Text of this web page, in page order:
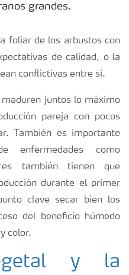
grandes.
foliar de los arbustos con
de calidad, o la
conflictivas entre si.
juntos lo máximo
pareja con pocos
También es importante
enfermedades como
también tienen que
durante el primer
clave secar bien los
del beneficio húmedo
color.
y la